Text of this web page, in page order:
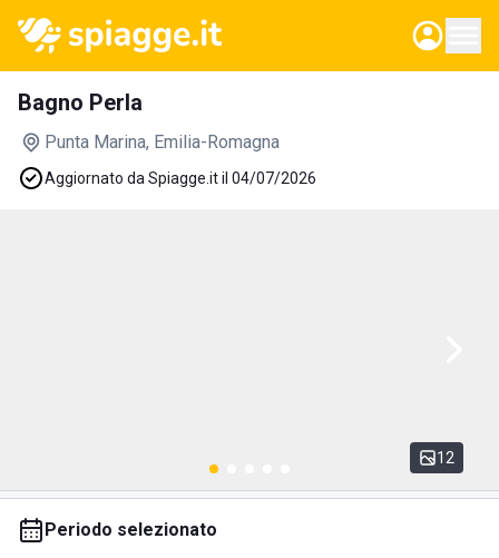
Bagno Perla
Punta Marina, Emilia-Romagna
Aggiornato da Spiagge.it il 04/07/2026
12
Periodo selezionato